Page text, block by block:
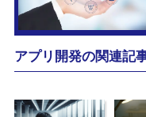
アプリ開発の関連記